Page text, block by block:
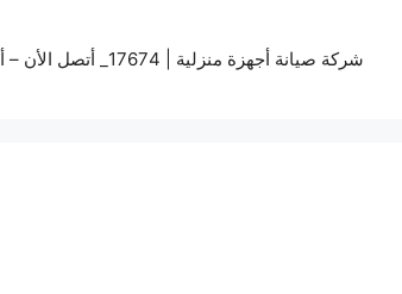
شركة صيانة أجهزة منزلية | 17674_ أتصل الأن – أون ريبير